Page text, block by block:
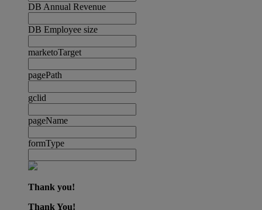
DB Annual Revenue
DB Employee size
marketoTarget
pagePath
gclid
pageName
formType
Thank you!
Thank You!